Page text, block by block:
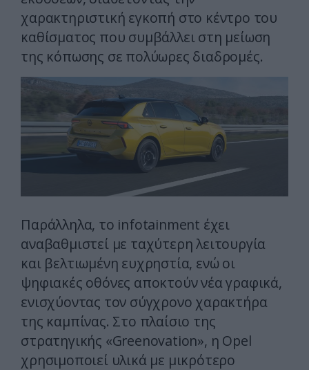
χαρακτηριστική εγκοπή στο κέντρο του
καθίσματος που συμβάλλει στη μείωση
της κόπωσης σε πολύωρες διαδρομές.
Παράλληλα, το infotainment έχει
αναβαθμιστεί με ταχύτερη λειτουργία
και βελτιωμένη ευχρηστία, ενώ οι
ψηφιακές οθόνες αποκτούν νέα γραφικά,
ενισχύοντας τον σύγχρονο χαρακτήρα
της καμπίνας. Στο πλαίσιο της
στρατηγικής «Greenovation», η Opel
χρησιμοποιεί υλικά με μικρότερο